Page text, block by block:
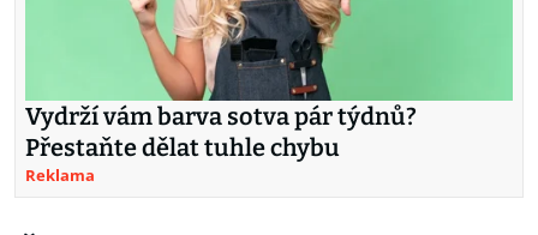
Vydrží vám barva sotva pár týdnů?
Přestaňte dělat tuhle chybu
Reklama